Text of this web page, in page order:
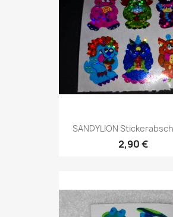
SANDYLION
2,90 €